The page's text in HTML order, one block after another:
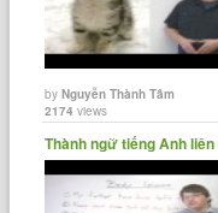
byNguyễn Thành Tâm
2174 views
Thành ngữ tiếng Anh